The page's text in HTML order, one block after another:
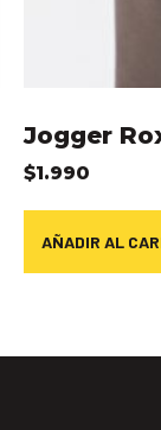
Jogger
$1.990
AÑADIR AL